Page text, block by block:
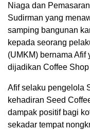
Niaga dan
Sudirman yang
samping bangunan
kepada seorang
(UMKM) bernama Afif
dijadikan Coffee
Afif selaku pengelola
kehadiran Seed
dampak positif bagi
sekadar tempat